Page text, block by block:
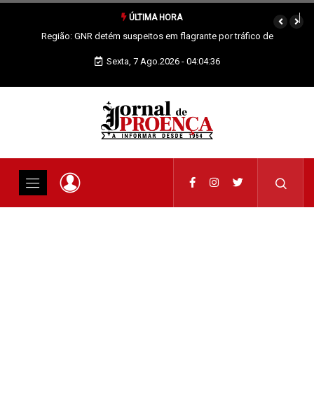
ÚLTIMA HORA
Proença-a-Nova: Paróquia vai celebrar Padroeira
Sexta, 7 Ago.2026 - 04:04:36